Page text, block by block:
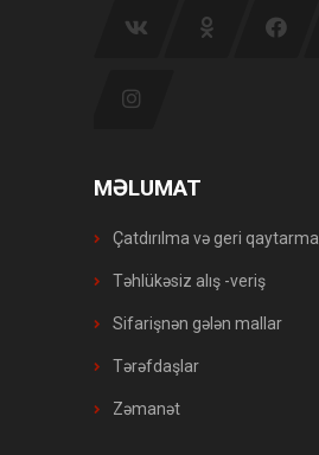
MƏLUMAT
Çatdırılma və geri qaytarma
Təhlükəsiz alış -veriş
Sifarişnən gələn mallar
Tərəfdaşlar
Zəmanət